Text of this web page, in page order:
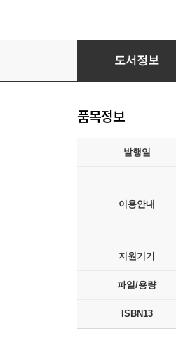
스마트한 임상심리학
도서정보
품목정보
발행일
이용안내
지원기기
파일/용량
ISBN13